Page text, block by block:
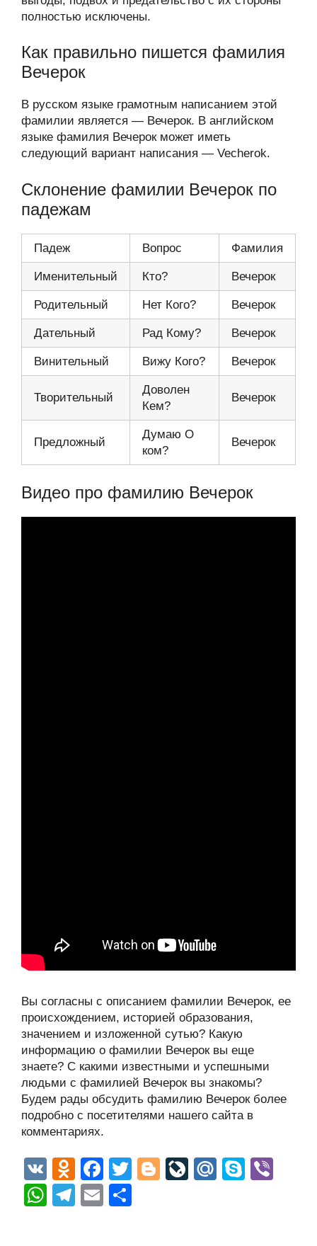
полностью исключены.
Как правильно пишется фамилия
Вечерок
В русском языке грамотным написанием этой
фамилии является — Вечерок. В английском
языке фамилия Вечерок может иметь
следующий вариант написания — Vecherok.
Склонение фамилии Вечерок по
падежам
Падеж Вопрос Фамилия
Именительный Кто? Вечерок
Родительный Нет Кого? Вечерок
Дательный Рад Кому? Вечерок
Винительный Вижу Кого? Вечерок
Творительный
Доволен
Кем?
Вечерок
Предложный
Думаю О
ком?
Вечерок
Видео про фамилию Вечерок
Вы согласны с описанием фамилии Вечерок, ее
происхождением, историей образования,
значением и изложенной сутью? Какую
информацию о фамилии Вечерок вы еще
знаете? С какими известными и успешными
людьми с фамилией Вечерок вы знакомы?
Будем рады обсудить фамилию Вечерок более
подробно с посетителями нашего сайта в
комментариях.
V
K
O
d
n
F
a
c
T
Bl
Li
M
S
W
T
E